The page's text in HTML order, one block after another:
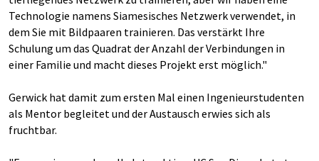
Technologie namens Siamesisches Netzwerk verwendet, in
dem Sie mit Bildpaaren trainieren. Das verstärkt Ihre
Schulung um das Quadrat der Anzahl der Verbindungen in
einer Familie und macht dieses Projekt erst möglich."
Gerwick hat damit zum ersten Mal einen Ingenieurstudenten
als Mentor begleitet und der Austausch erwies sich als
fruchtbar.